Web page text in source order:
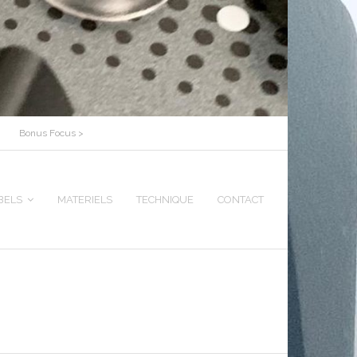
Bonus Focus >
MATERIELS TECHNIQUE CONTACT